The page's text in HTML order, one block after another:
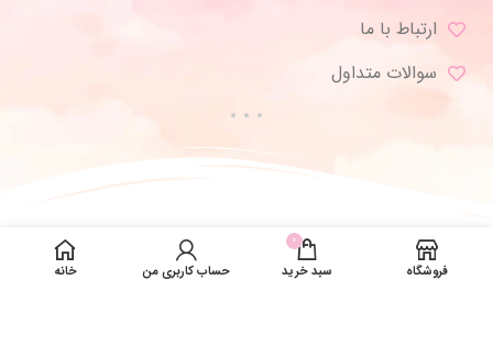
ارتباط با ما
سوالات متداول
فروشگاه
0
سبد خرید حساب کاربری من خانه